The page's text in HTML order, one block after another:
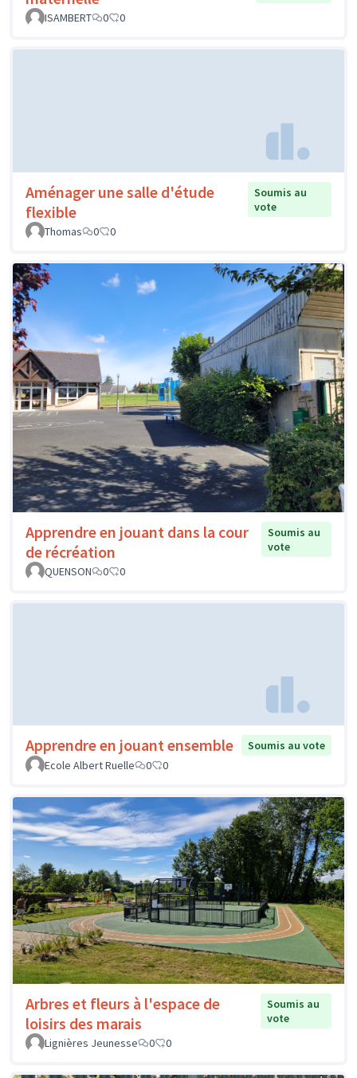
ISAMBERT
0 0
Aménager une salle d'étude
flexible
Soumis au
vote
Thomas
0 0
Apprendre en jouant dans la cour
de récréation
Soumis au
vote
QUENSON
0 0
Apprendre en jouant ensemble
Soumis au vote
Ecole Albert Ruelle
0 0
Arbres et fleurs à l'espace de
loisirs des marais
Soumis au
vote
Lignières Jeunesse
0 0